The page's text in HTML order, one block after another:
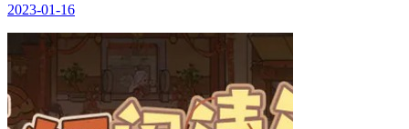
2023-01-16